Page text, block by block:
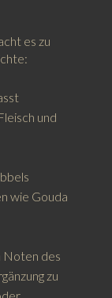
es zu
und
wie Gouda
Noten des
zu